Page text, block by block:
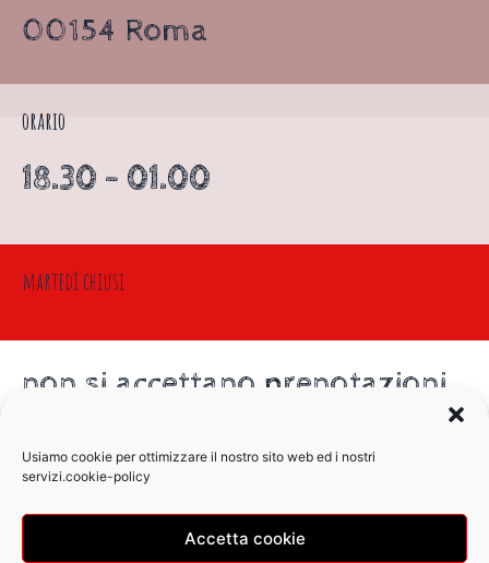
Usiamo cookie per ottimizzare il nostro sito web ed i nostri
servizi.cookie-policy
Accetta cookie
00154 Roma
orario
18.30 – 01.00
martedì chiusi
non si accettano prenotazioni
domicilio